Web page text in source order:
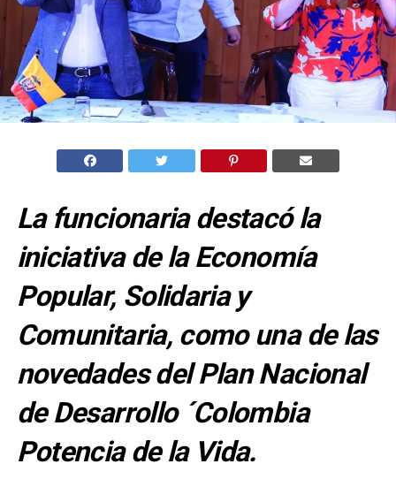
La funcionaria destacó la
iniciativa de la Economía
Popular, Solidaria y
Comunitaria, como una de las
novedades del Plan Nacional
de Desarrollo ´Colombia
Potencia de la Vida.